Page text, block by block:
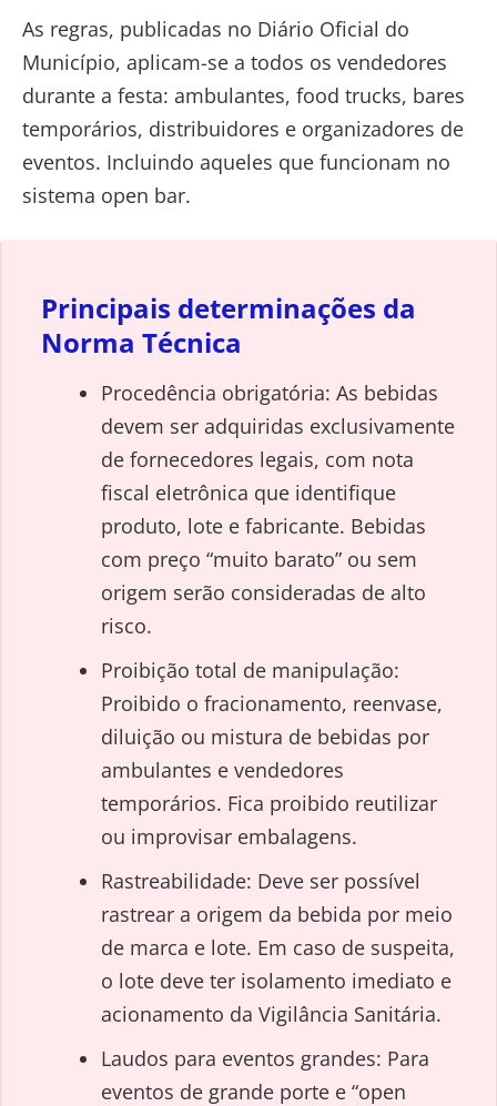
As regras, publicadas no Diário Oficial do
Município, aplicam-se a todos os vendedores
durante a festa: ambulantes, food trucks, bares
temporários, distribuidores e organizadores de
eventos. Incluindo aqueles que funcionam no
sistema open bar.
Principais determinações da
Norma Técnica
Procedência obrigatória: As bebidas
devem ser adquiridas exclusivamente
de fornecedores legais, com nota
fiscal eletrônica que identifique
produto, lote e fabricante. Bebidas
com preço “muito barato” ou sem
origem serão consideradas de alto
risco.
Proibição total de manipulação:
Proibido o fracionamento, reenvase,
diluição ou mistura de bebidas por
ambulantes e vendedores
temporários. Fica proibido reutilizar
ou improvisar embalagens.
Rastreabilidade: Deve ser possível
rastrear a origem da bebida por meio
de marca e lote. Em caso de suspeita,
o lote deve ter isolamento imediato e
acionamento da Vigilância Sanitária.
Laudos para eventos grandes: Para
eventos de grande porte e “open